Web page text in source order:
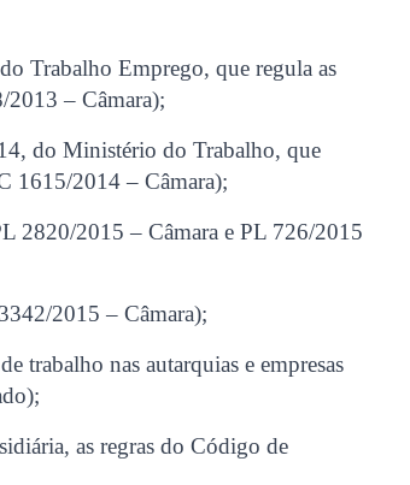
Trabalho Emprego, que regula as
2013 – Câmara);
do Ministério do Trabalho, que
1615/2014 – Câmara);
2820/2015 – Câmara e PL 726/2015
2015 – Câmara);
trabalho nas autarquias e empresas
as regras do Código de